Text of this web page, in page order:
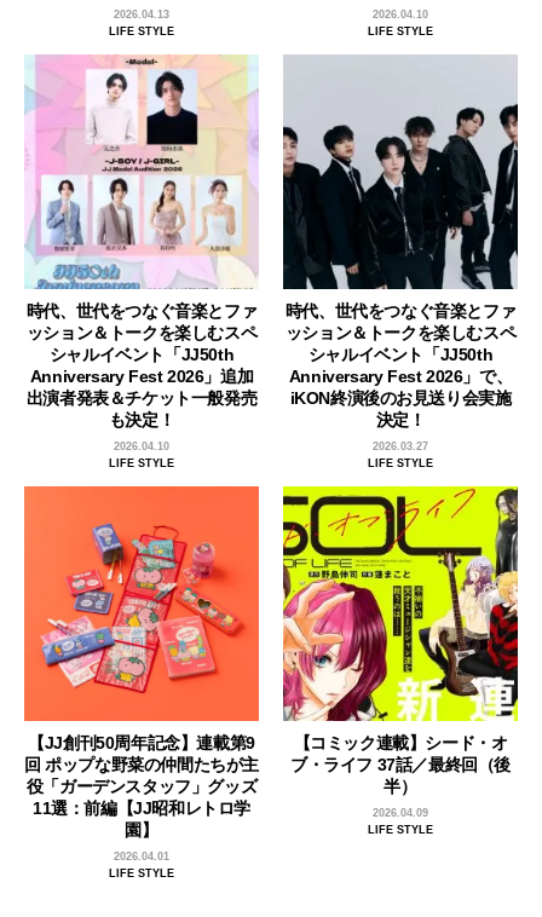
2026.04.13
LIFE STYLE
2026.04.10
LIFE STYLE
時代、世代をつなぐ音楽とファ
ッション＆トークを楽しむスペ
シャルイベント「JJ50th
Anniversary Fest 2026」追加
出演者発表＆チケット一般発売
も決定！
2026.04.10
LIFE STYLE
時代、世代をつなぐ音楽とファ
ッション＆トークを楽しむスペ
シャルイベント「JJ50th
Anniversary Fest 2026」で、
iKON終演後のお見送り会実施
決定！
2026.03.27
LIFE STYLE
【JJ創刊50周年記念】連載第9
回 ポップな野菜の仲間たちが主
役「ガーデンスタッフ」グッズ
11選：前編【JJ昭和レトロ学
園】
2026.04.01
LIFE STYLE
【コミック連載】シード・オ
ブ・ライフ 37話／最終回（後
半）
2026.04.09
LIFE STYLE